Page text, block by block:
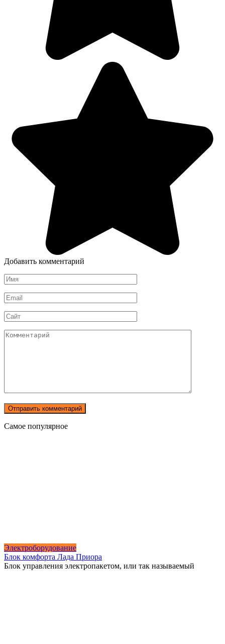
Добавить комментарий
Имя
*
Email
*
Сайт
Комментарий
Самое популярное
Электроборудование
Блок комфорта Лада Приора
Блок управления электропакетом, или так называемый